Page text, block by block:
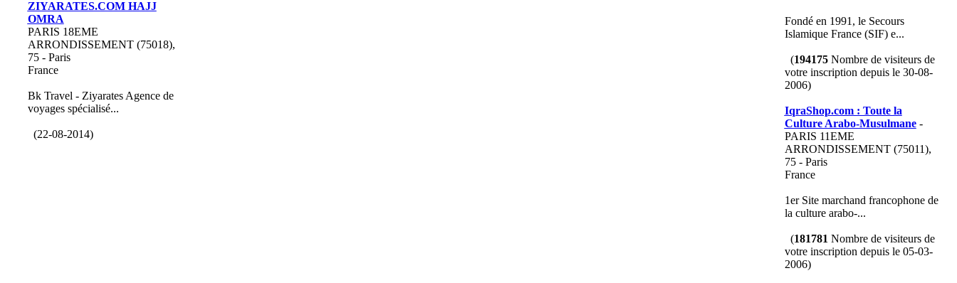
ZIYARATES.COM HAJJ
OMRA
PARIS 18EME
ARRONDISSEMENT (75018),
75 - Paris
France
Bk Travel - Ziyarates Agence de
voyages spécialisé...
(22-08-2014)
Fondé en 1991, le Secours
Islamique France (SIF) e...
(194175Nombre de visiteurs de
votre inscription depuis le 30-08-
2006)
IqraShop.com : Toute la
Culture Arabo-Musulmane-
PARIS 11EME
ARRONDISSEMENT (75011),
75 - Paris
France
1er Site marchand francophone de
la culture arabo-...
(181781 Nombre de visiteurs de
votre inscription depuis le 05-03-
2006)